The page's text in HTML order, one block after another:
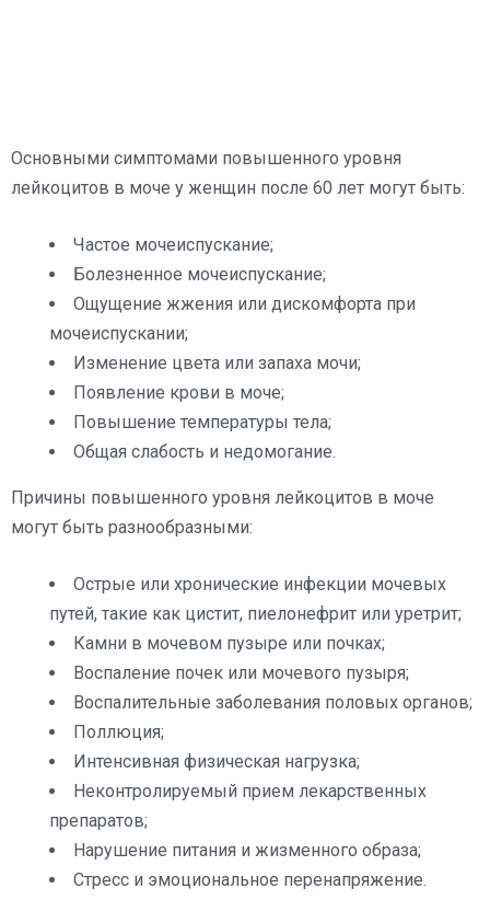
Основными симптомами повышенного уровня
лейкоцитов в моче у женщин после 60 лет могут быть:
Частое мочеиспускание;
Болезненное мочеиспускание;
Ощущение жжения или дискомфорта при
мочеиспускании;
Изменение цвета или запаха мочи;
Появление крови в моче;
Повышение температуры тела;
Общая слабость и недомогание.
Причины повышенного уровня лейкоцитов в моче
могут быть разнообразными:
Острые или хронические инфекции мочевых
путей, такие как цистит, пиелонефрит или уретрит;
Камни в мочевом пузыре или почках;
Воспаление почек или мочевого пузыря;
Воспалительные заболевания половых органов;
Поллюция;
Интенсивная физическая нагрузка;
Неконтролируемый прием лекарственных
препаратов;
Нарушение питания и жизменного образа;
Стресс и эмоциональное перенапряжение.